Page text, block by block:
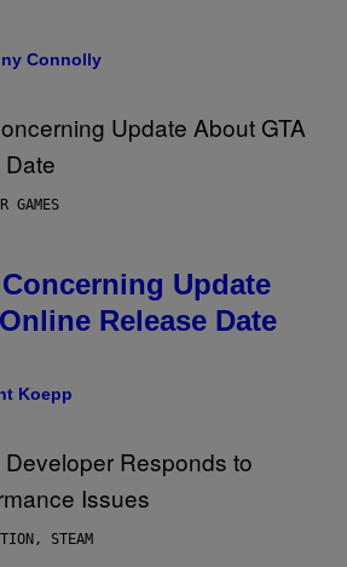
Connolly
GAMES
Update
Release Date
Koepp
STEAM